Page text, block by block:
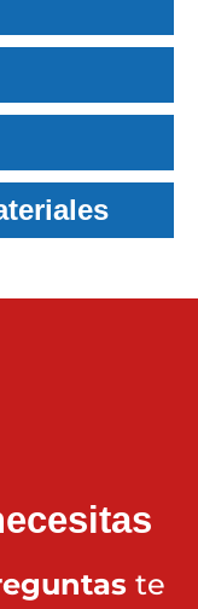
te